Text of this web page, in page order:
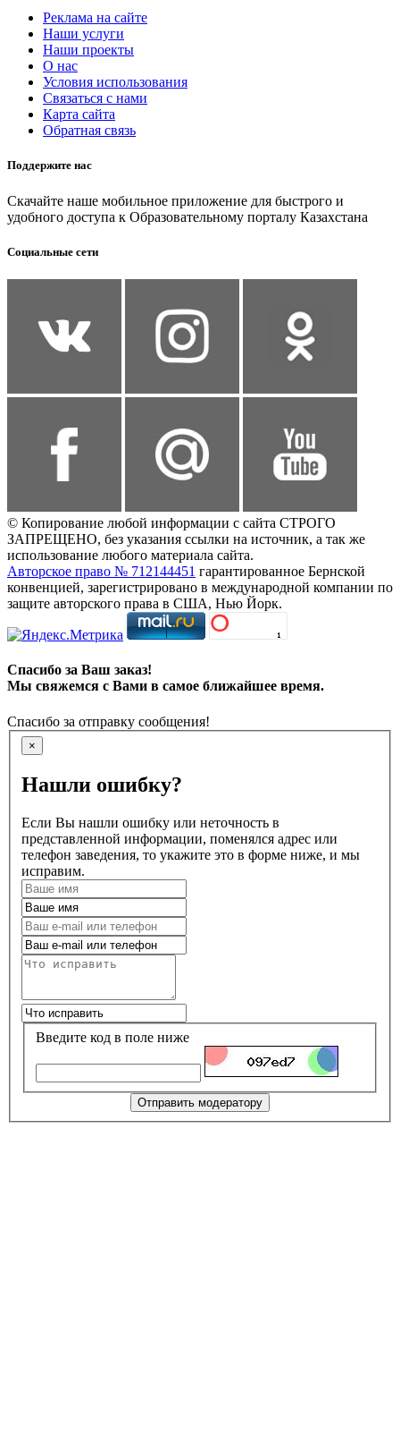
Реклама на сайте
Наши услуги
Наши проекты
О нас
Условия использования
Связаться с нами
Карта сайта
Обратная связь
Поддержите нас
Скачайте наше мобильное приложение для быстрого и
удобного доступа к Образовательному порталу Казахстана
Социальные сети
© Копирование любой информации с сайта СТРОГО
ЗАПРЕЩЕНО, без указания ссылки на источник, а так же
использование любого материала сайта.
Авторское право № 712144451 гарантированное Бернской
конвенцией, зарегистрировано в международной компании по
защите авторского права в США, Нью Йорк.
Спасибо за Ваш заказ!
Мы свяжемся с Вами в самое ближайшее время.
Спасибо за отправку сообщения!
×
Нашли ошибку?
Если Вы нашли ошибку или неточность в
представленной информации, поменялся адрес или
телефон заведения, то укажите это в форме ниже, и мы
исправим.
Введите код в поле ниже
Отправить модератору